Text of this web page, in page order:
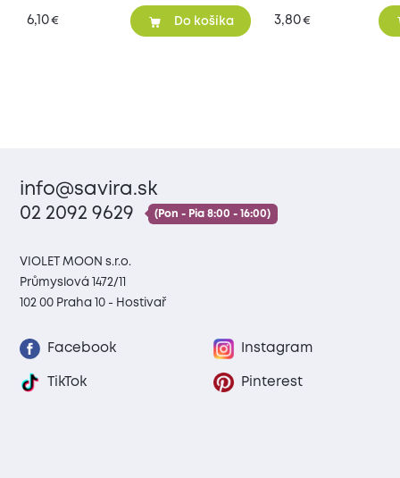
6,10€ Do košíka 3,80€
info@savira.sk
02 2092 9629
(Pon - Pia 8:00 - 16:00)
VIOLET MOON s.r.o.
Průmyslová 1472/11
102 00 Praha 10 - Hostivař
Facebook Instagram
TikTok Pinterest